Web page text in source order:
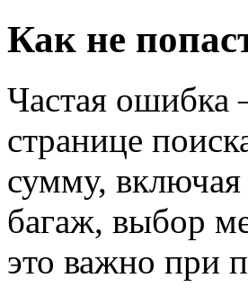
Как не
Частая ошибка
странице
сумму,
багаж, выбор
это важно при